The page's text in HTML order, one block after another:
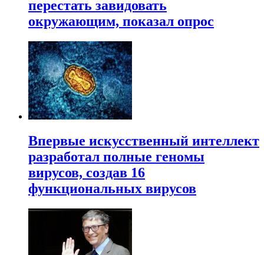
перестать завидовать
окружающим, показал опрос
Впервые искусственный интеллект
разработал полные геномы
вирусов, создав 16
функциональных вирусов